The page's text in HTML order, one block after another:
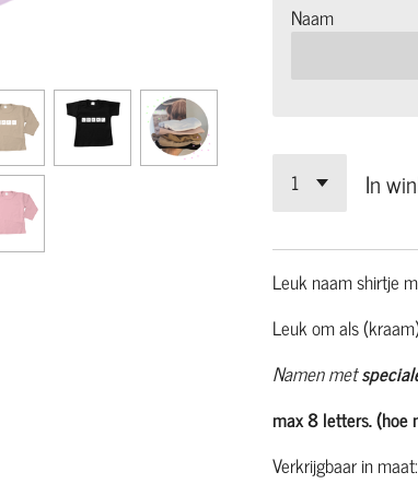
Naam
In
Leuk naam shirtje
Leuk om als
Namen met
max 8 letters. (hoe
Verkrijgbaar in